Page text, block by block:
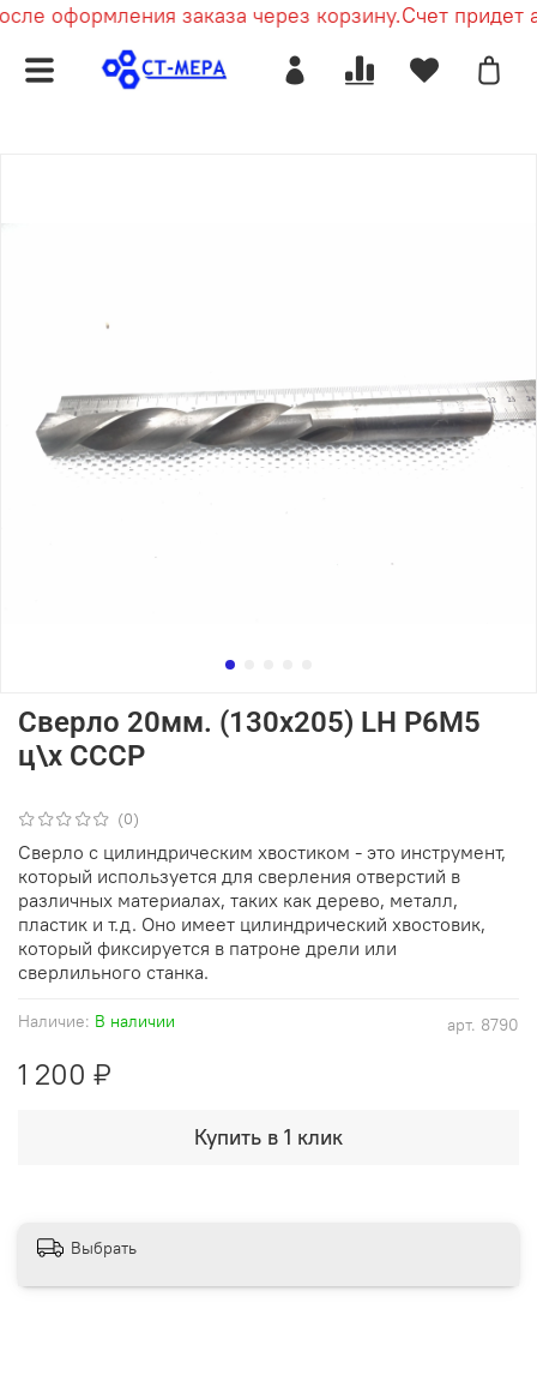
оформления заказа через корзину.Счет придет
(0)
арт. 8790
Наличие: В наличии
Сверло 20мм. (130х205) LH Р6М5
ц\х СССР
1 200 ₽
Купить в 1 клик
Сверло с цилиндрическим хвостиком - это инструмент,
который используется для сверления отверстий в
различных материалах, таких как дерево, металл,
пластик и т.д. Оно имеет цилиндрический хвостовик,
который фиксируется в патроне дрели или
сверлильного станка.
Выбрать